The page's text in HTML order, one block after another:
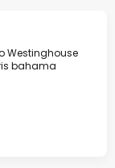
Westinghouse
bahama
€